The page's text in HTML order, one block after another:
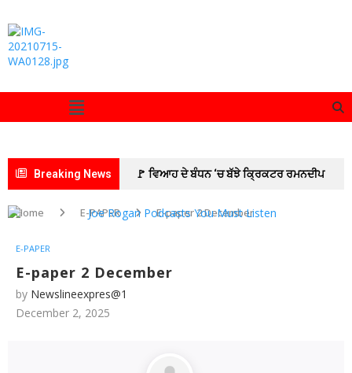
Breaking News 🚩 ਵਿਆਹ ਦੇ ਬੰਧਨ ‘ਚ ਬੱਝੇ ਕ੍ਰਿਕਟਰ ਰਮਨਦੀਪ
ਸਿੰਘ ਅਤੇ ਅਦਾਕਾਰਾ ਚਾਰਲੀ ਚੌਹਾਨ
ਦਫ਼ਤਰ ਜਲੰਧਰ ਦੀ ਅਗਵਾਈ ਹੇਠ 10 ਰੋਜ਼ਾ ਅਗਨੀਵੀਰ
ਭਰਤੀ ਰੈਲੀ ਸਫ਼ਲਤਾਪੂਰਵਕ ਸੰਪੰਨ
ਅੰਤਰ-ਸਕੂਲ ਭਾਸ਼ਣ ਮੁਕਾਬਲੇ ‘ਚ ਵੀਰ ਹਕੀਕਤ ਰਾਏ
Home E-PAPER E-paper 2 December
E-PAPER
E-paper 2 December
by Newslineexpres@1
December 2, 2025